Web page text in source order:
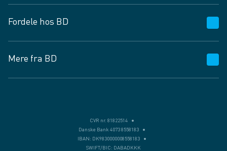
Spørgsmål og svar
Job og karriere
Fødevarekontrolrapport
Privatlivspolitik
Cookies
Vilkår og betingelser
Fordele hos BD
BD app
BD.dk services
Mere fra BD
CVR nr. 81822514
Danske Bank 4073 8558183
IBAN: DK9830000008558183
SWIFT/BIC: DABADKKK